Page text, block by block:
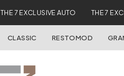
THE 7 EXCLUSIVE AUTO THE 7
CLASSIC RESTOMOD